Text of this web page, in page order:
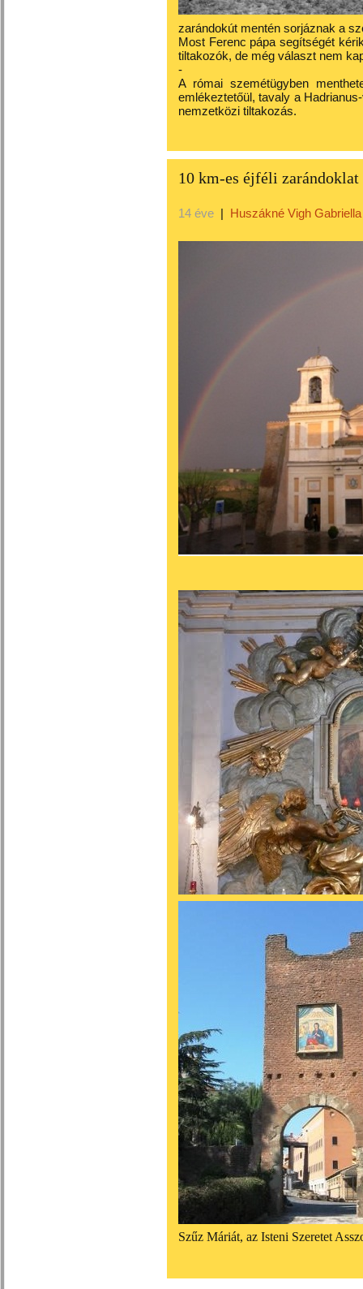
zarándokút mentén sorjáznak a
Most Ferenc pápa segítségét
tiltakozók, de még választ nem
-
A római szemétügyben
emlékeztetőül, tavaly a
nemzetközi tiltakozás.
10 km-es éjféli zarándoklat
14 éve | Huszákné Vigh Gabriella
Szűz Máriát, az Isteni Szeretet